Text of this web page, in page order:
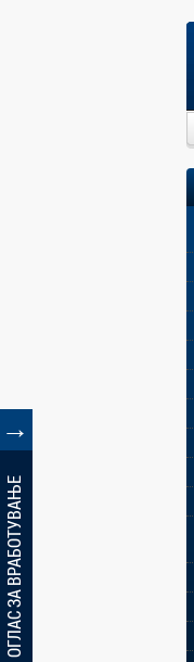
ОГЛАС ЗА ВРАБОТУВАЊЕ
→